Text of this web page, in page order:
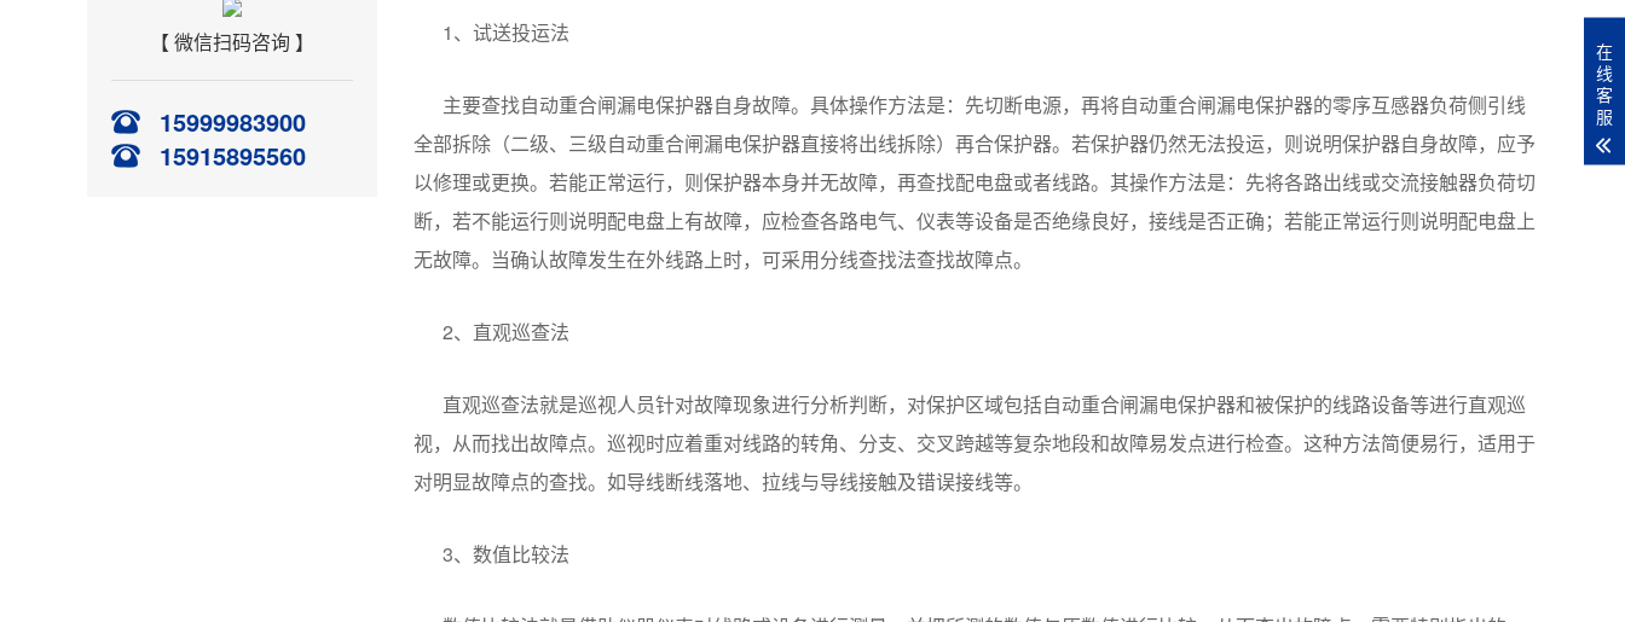
【 微信扫码咨询 】
15999983900
15915895560
1、 试送投运法
主要查找自动重合闸漏电保护器自身故障。具体操作方法是：先切断电源，再将自动重合闸漏电保护器的零序互感器负荷侧引线
全部拆除（二级、三级自动重合闸漏电保护器直接将出线拆除）再合保护器。若保护器仍然无法投运，则说明保护器自身故障，应予
以修理或更换。若能正常运行，则保护器本身并无故障，再查找配电盘或者线路。其操作方法是：先将各路出线或交流接触器负荷切
断，若不能运行则说明配电盘上有故障，应检查各路电气、仪表等设备是否绝缘良好，接线是否正确；若能正常运行则说明配电盘上
无故障。当确认故障发生在外线路上时，可采用分线查找法查找故障点。
2、 直观巡查法
直观巡查法就是巡视人员针对故障现象进行分析判断，对保护区域包括自动重合闸漏电保护器和被保护的线路设备等进行直观巡
视，从而找出故障点。巡视时应着重对线路的转角、分支、交叉跨越等复杂地段和故障易发点进行检查。这种方法简便易行，适用于
对明显故障点的查找。如导线断线落地、拉线与导线接触及错误接线等。
3、 数值比较法
在
线
客
服